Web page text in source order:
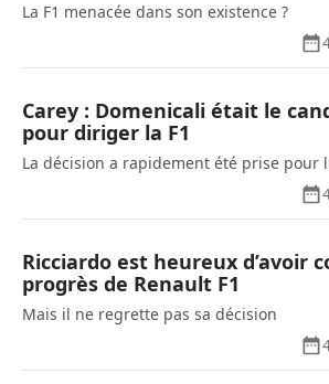
La F1 menacée dans son existence ?
Carey : Domenicali était le
pour diriger la F1
La décision a rapidement été prise pour
Ricciardo est heureux d’avoir
progrès de Renault F1
Mais il ne regrette pas sa décision